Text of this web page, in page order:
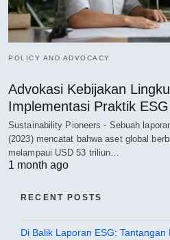
POLICY AND ADVOCACY
Advokasi Kebijakan
Implementasi Praktik
Sustainability Pioneers - Sebuah
(2023) mencatat bahwa aset global
melampaui USD 53 triliun…
1 month ago
RECENT POSTS
Di Balik Laporan ESG: